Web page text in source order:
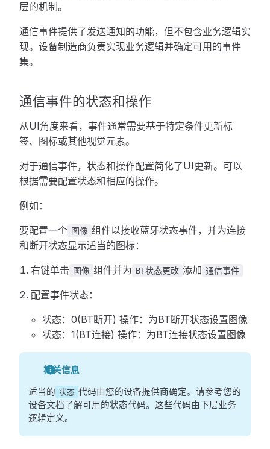
层的机制。
通信事件提供了发送通知的功能，但不包含业务逻辑实
现。设备制造商负责实现业务逻辑并确定可用的事件
集。
通信事件的状态和操作
从UI角度来看，事件通常需要基于特定条件更新标
签、图标或其他视觉元素。
对于通信事件，状态和操作配置简化了UI更新。可以
根据需要配置状态和相应的操作。
例如：
要配置一个 图像 组件以接收蓝牙状态事件，并为连接
和断开状态显示适当的图标：
右键单击 图像 组件并为 BT状态更改 添加 通信事件
配置事件状态：
状态：0(BT断开) 操作：为BT断开状态设置图像
状态：1(BT连接) 操作：为BT连接状态设置图像
相关信息
适当的 状态 代码由您的设备提供商确定。请参考您的
设备文档了解可用的状态代码。这些代码由下层业务
逻辑定义。